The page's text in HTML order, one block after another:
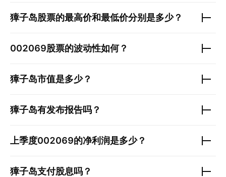
獐子岛股票的最高价和最低价分别是多少？
002069股票的波动性如何？
獐子岛市值是多少？
獐子岛有发布报告吗？
上季度002069的净利润是多少？
獐子岛支付股息吗？